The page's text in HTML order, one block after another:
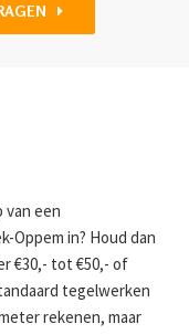
van een
Oppem in? Houd dan
€30,- tot €50,- of
tegelwerken
rekenen, maar